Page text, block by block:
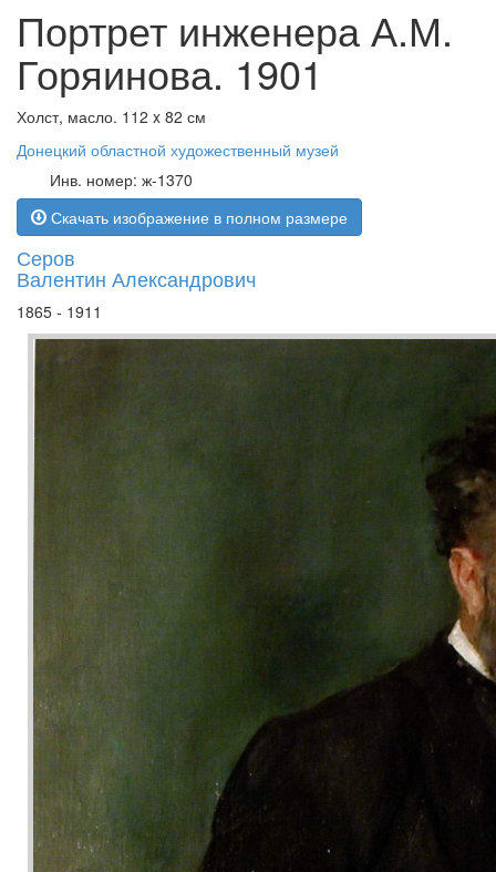
Портрет инженера А.М.
Горяинова. 1901
Холст, масло. 112 x 82 см
Донецкий областной художественный музей
Инв. номер: ж-1370
Скачать изображение в полном размере
Серов
Валентин Александрович
1865 - 1911